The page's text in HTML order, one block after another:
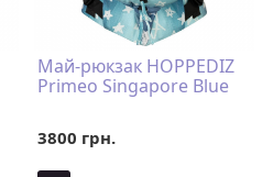
Май-рюкзак HOPPEDIZ
Primeo Singapore Blue
3800 грн.